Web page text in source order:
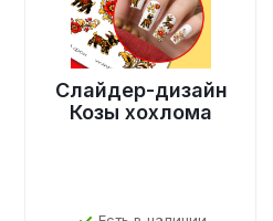
Слайдер-дизайн
Козы хохлома